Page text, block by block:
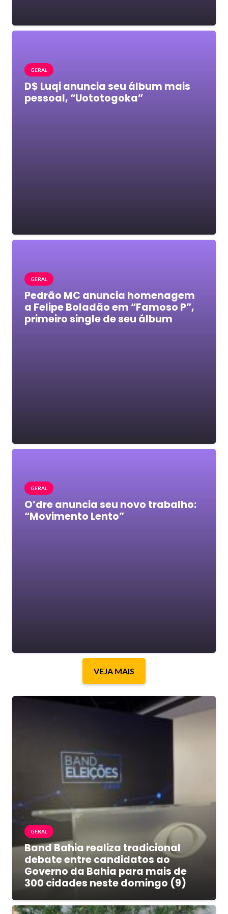
GERAL
D$ Luqi anuncia seu álbum mais
pessoal, “Uototogoka”
GERAL
Pedrão MC anuncia homenagem
a Felipe Boladão em “Famoso P”,
primeiro single de seu álbum
GERAL
O’dre anuncia seu novo trabalho:
“Movimento Lento”
VEJA MAIS
GERAL
Band Bahia realiza tradicional
debate entre candidatos ao
Governo da Bahia para mais de
300 cidades neste domingo (9)